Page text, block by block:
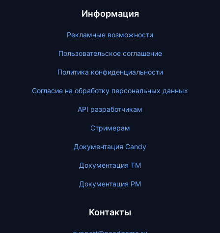
Информация
Рекламные возможности
Пользовательское соглашение
Политика конфиденциальности
Согласие на обработку персональных данных
API разработчикам
Стримерам
Документация Candy
Документация ТМ
Документация PM
Контакты